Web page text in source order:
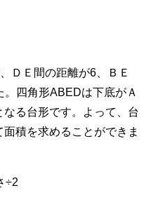
ＤＥ間の距離が6、ＢＥ
四角形ABEDは下底がＡ
る台形です。よって、台
積を求めることができま
÷2